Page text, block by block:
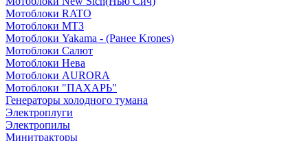
Мотоблоки RATO
Мотоблоки МТЗ
Мотоблоки Yakama - (Ранее Krones)
Мотоблоки Салют
Мотоблоки Нева
Мотоблоки AURORA
Мотоблоки "ПАХАРЬ"
Генераторы холодного тумана
Электроплуги
Электропилы
Минитракторы